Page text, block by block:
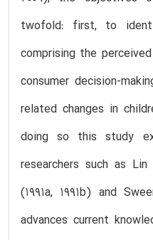
twofold: first, to
comprising the
consumer decision-
related changes in
doing so this study
researchers such as
(1991a, 1991b) and
advances current